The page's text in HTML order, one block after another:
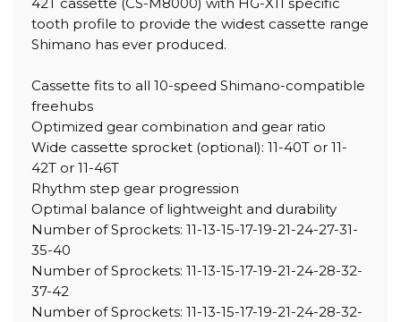
42T cassette (CS-M8000) with HG-X11 specific
tooth profile to provide the widest cassette range
Shimano has ever produced.
Cassette fits to all 10-speed Shimano-compatible
freehubs
Optimized gear combination and gear ratio
Wide cassette sprocket (optional): 11-40T or 11-
42T or 11-46T
Rhythm step gear progression
Optimal balance of lightweight and durability
Number of Sprockets: 11-13-15-17-19-21-24-27-31-
35-40
Number of Sprockets: 11-13-15-17-19-21-24-28-32-
37-42
Number of Sprockets: 11-13-15-17-19-21-24-28-32-